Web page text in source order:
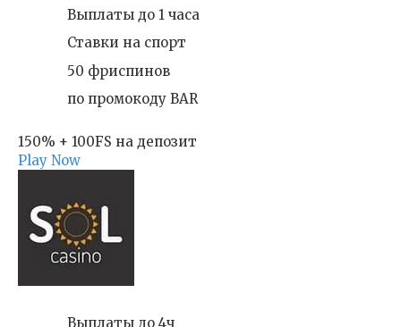
Выплаты до 1 часа
Ставки на спорт
50 фриспинов
по промокоду BAR
150% + 100FS на депозит
Play Now
Выплаты до 4ч